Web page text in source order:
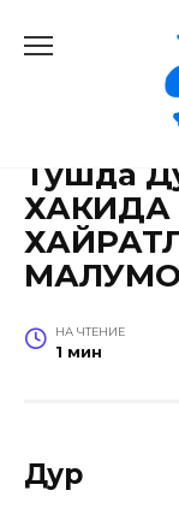
TUSH
Тушда
ХАКИДА
НА ЧТЕНИЕ
1 мин
Дур